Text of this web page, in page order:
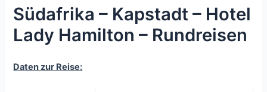
Südafrika – Kapstadt – Hotel
Lady Hamilton – Rundreisen
Daten zur Reise: